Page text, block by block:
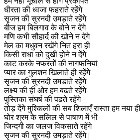
धीरता की ध्वजा फहराते रहेंगे
सृजन की सुरनदी उमड़ाते रहेंगे
बीज हम बिलगाव के बोने न देंगे
मणि कभी सौहार्द की खोने न देंगे
मेल का मधुवन रखेंगे नित हरा ही
किसी राधा को दुखी होने न देंगे
काट करके नफरतों की नागफनियां
प्यार का गुलशन खिलाते ही रहेंगे
सृजन की सुरनदी उमडाते रहेंगे
लक्ष्य की ही ओर हम बढते रहेंगे
पुस्तिका संघर्ष की पढते रहेंगे
तोड़ देंगे मुश्किलों की सब शिलाएँ रास्ता हम नया
घोर श्रम के सलिल से पाषाण में भी
जिन्दगी का जलज विकसाते रहेंगे
सृजन की सुरनदी उमड़ाते रहेंगे |